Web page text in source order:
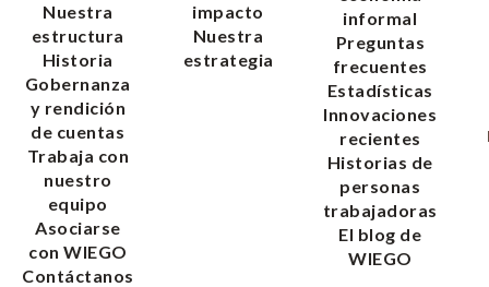
Nuestra
estructura
Historia
Gobernanza
y rendición
de cuentas
Trabaja con
nuestro
equipo
Asociarse
con WIEGO
Contáctanos
impacto
Nuestra
estrategia
informal
Preguntas
frecuentes
Estadísticas
Innovaciones
recientes
Historias de
personas
trabajadoras
El blog de
WIEGO